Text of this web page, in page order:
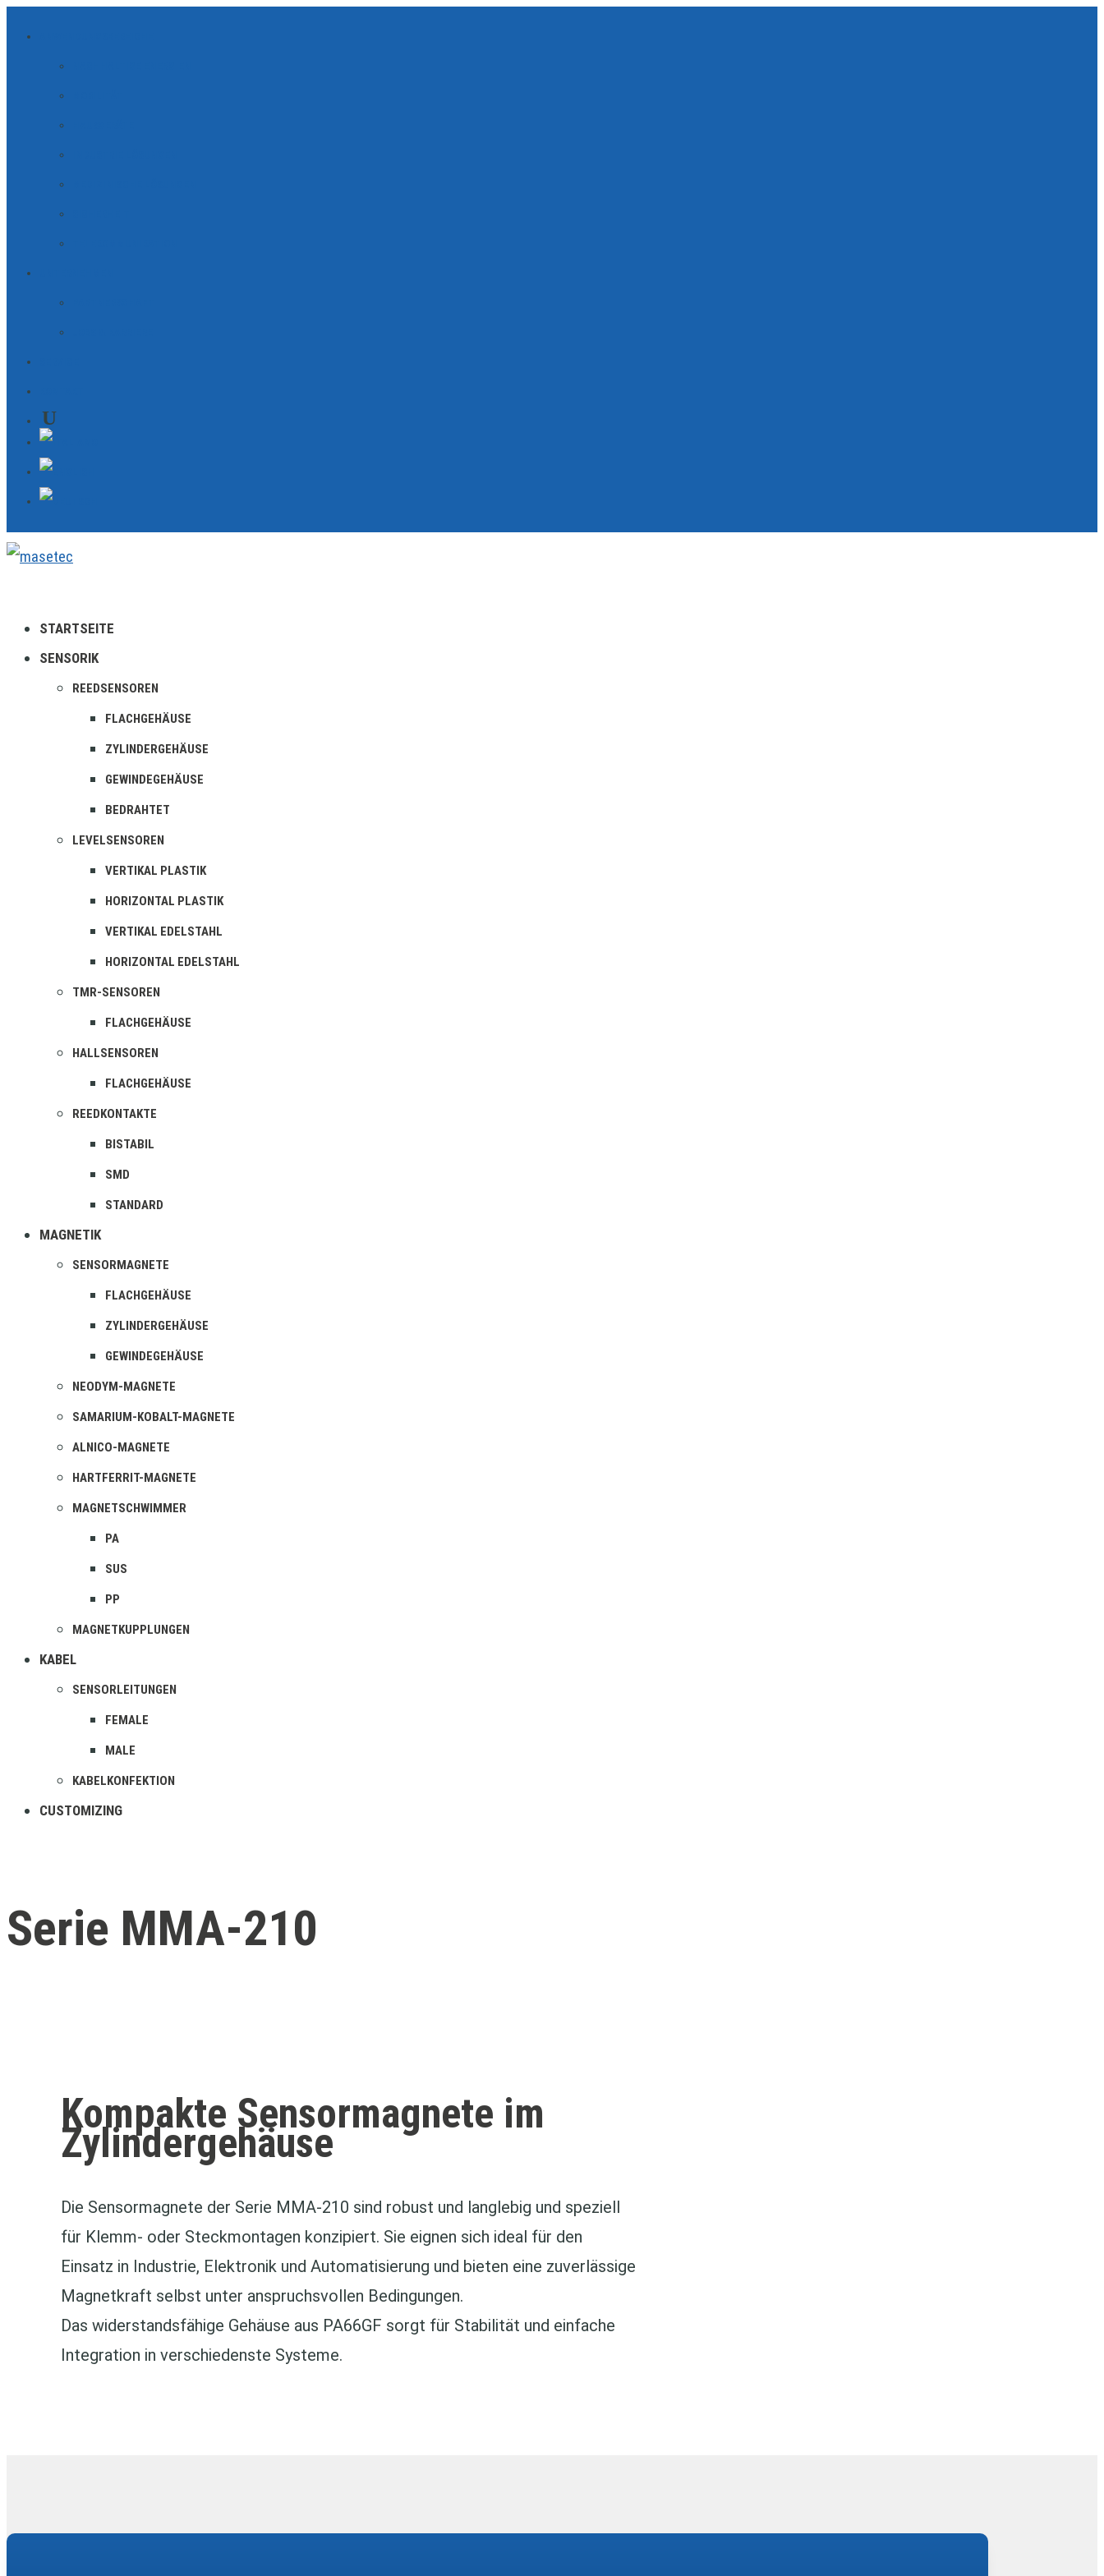
STARTSEITE
SENSORIK
REEDSENSOREN
FLACHGEHÄUSE
ZYLINDERGEHÄUSE
GEWINDEGEHÄUSE
BEDRAHTET
LEVELSENSOREN
VERTIKAL PLASTIK
HORIZONTAL PLASTIK
VERTIKAL EDELSTAHL
HORIZONTAL EDELSTAHL
TMR-SENSOREN
FLACHGEHÄUSE
HALLSENSOREN
FLACHGEHÄUSE
REEDKONTAKTE
BISTABIL
SMD
STANDARD
MAGNETIK
SENSORMAGNETE
FLACHGEHÄUSE
ZYLINDERGEHÄUSE
GEWINDEGEHÄUSE
NEODYM-MAGNETE
SAMARIUM-KOBALT-MAGNETE
ALNICO-MAGNETE
HARTFERRIT-MAGNETE
MAGNETSCHWIMMER
PA
SUS
PP
MAGNETKUPPLUNGEN
KABEL
SENSORLEITUNGEN
FEMALE
MALE
KABELKONFEKTION
CUSTOMIZING
Serie MMA-210
Kompakte Sensormagnete im
Zylindergehäuse
Die Sensormagnete der Serie MMA‑210 sind robust und langlebig und speziell
für Klemm‑ oder Steckmontagen konzipiert. Sie eignen sich ideal für den
Einsatz in Industrie, Elektronik und Automatisierung und bieten eine zuverlässige
Magnetkraft selbst unter anspruchsvollen Bedingungen.
Das widerstandsfähige Gehäuse aus PA66GF sorgt für Stabilität und einfache
Integration in verschiedenste Systeme.